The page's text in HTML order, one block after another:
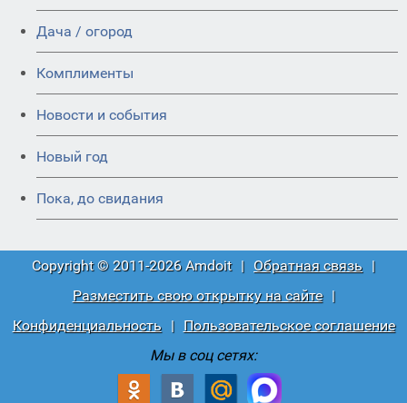
Дача / огород
Комплименты
Новости и события
Новый год
Пока, до свидания
Copyright © 2011-2026 Amdoit | Обратная связь |
Разместить свою открытку на сайте
|
Конфиденциальность
|
Пользовательское соглашение
Мы в соц сетях: